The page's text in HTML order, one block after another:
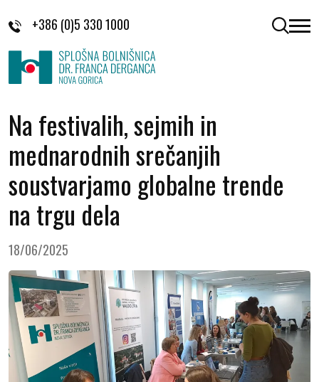
+386 (0)5 330 1000 odpri
Na festivalih, sejmih in
mednarodnih srečanjih
soustvarjamo globalne trende
na trgu dela
18/06/2025